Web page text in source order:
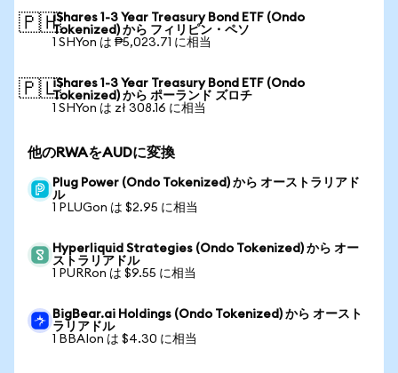
🇵🇭iShares 1-3 Year Treasury Bond ETF (Ondo
Tokenized) から フィリピン・ペソ
1 SHYon は ₱5,023.71 に相当
🇵🇱iShares 1-3 Year Treasury Bond ETF (Ondo
Tokenized) から ポーランド ズロチ
1 SHYon は zł 308.16 に相当
他のRWAをAUDに変換
Plug Power (Ondo Tokenized) から オーストラリアド
ル
1 PLUGon は $2.95 に相当
Hyperliquid Strategies (Ondo Tokenized) から オー
ストラリアドル
1 PURRon は $9.55 に相当
BigBear.ai Holdings (Ondo Tokenized) から オースト
ラリアドル
1 BBAIon は $4.30 に相当